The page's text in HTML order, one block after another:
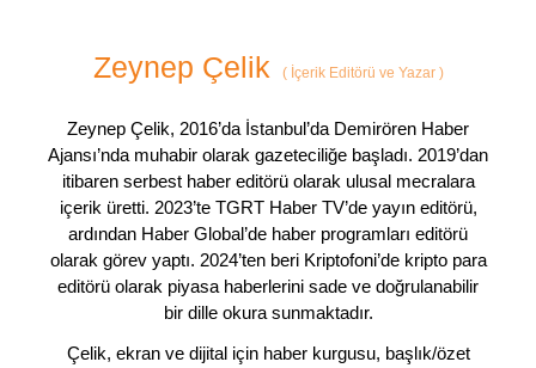
Zeynep Çelik (İçerik Editörü ve Yazar )
Zeynep Çelik, 2016’da İstanbul’da Demirören Haber
Ajansı’nda muhabir olarak gazeteciliğe başladı. 2019’dan
itibaren serbest haber editörü olarak ulusal mecralara
içerik üretti. 2023’te TGRT Haber TV’de yayın editörü,
ardından Haber Global’de haber programları editörü
olarak görev yaptı. 2024’ten beri Kriptofoni’de kripto para
editörü olarak piyasa haberlerini sade ve doğrulanabilir
bir dille okura sunmaktadır.
Çelik, ekran ve dijital için haber kurgusu, başlık/özet